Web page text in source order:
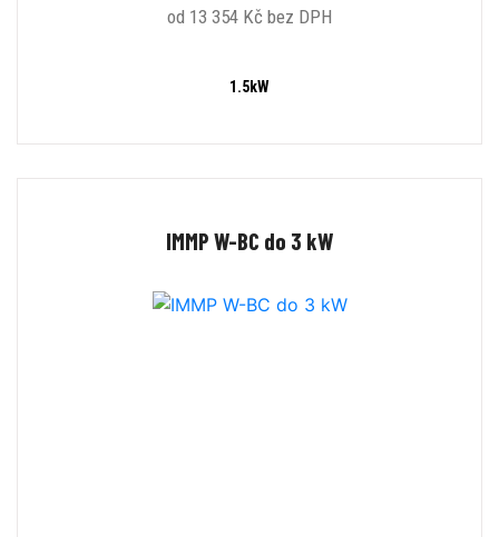
od 13 354 Kč bez DPH
1.5kW
IMMP W-BC do 3 kW